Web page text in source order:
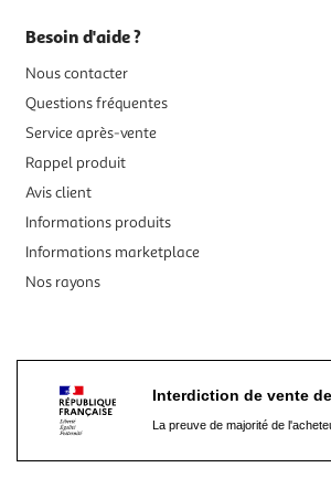
Besoin d'aide ?
Nous contacter
Questions fréquentes
Service après-vente
Rappel produit
Avis client
Informations produits
Informations marketplace
Nos rayons
Interdiction de vente
La preuve de majorité de